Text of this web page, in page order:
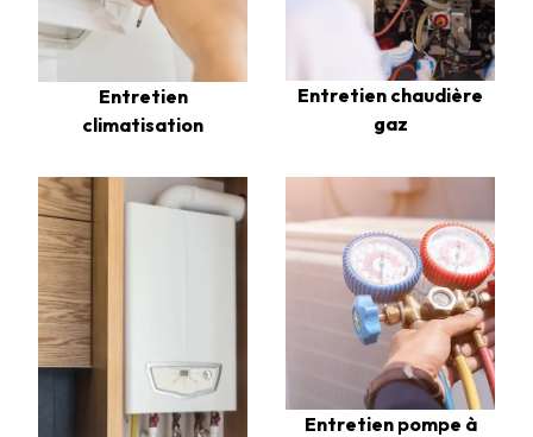
Entretien
climatisation
Entretien chaudière
gaz
Entretien pompe à